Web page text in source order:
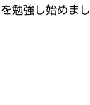
を勉強し始めま